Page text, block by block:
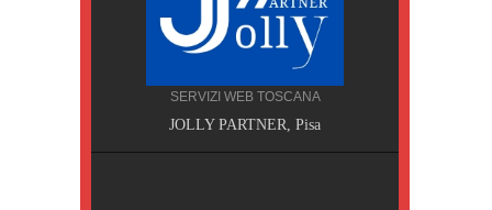
SERVIZI WEB TOSCANA
JOLLY PARTNER, Pisa